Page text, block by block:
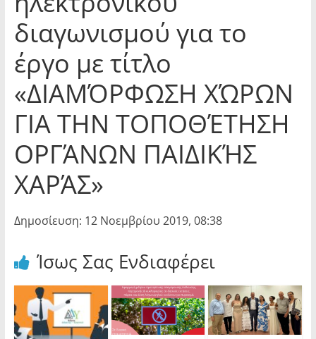
διαγωνισμού για το
έργο με τίτλο
«ΔΙΑΜΌΡΦΩΣΗ ΧΏΡΩΝ
ΓΙΑ ΤΗΝ ΤΟΠΟΘΈΤΗΣΗ
ΟΡΓΆΝΩΝ ΠΑΙΔΙΚΉΣ
ΧΑΡΆΣ»
Δημοσίευση: 12 Νοεμβρίου 2019, 08:38
Ίσως Σας Ενδιαφέρει